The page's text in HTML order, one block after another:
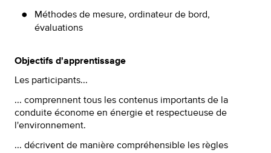
Méthodes de mesure, ordinateur de bord,
évaluations
Objectifs d'apprentissage
Les participants...
... comprennent tous les contenus importants de la
conduite économe en énergie et respectueuse de
l'environnement.
... décrivent de manière compréhensible les règles